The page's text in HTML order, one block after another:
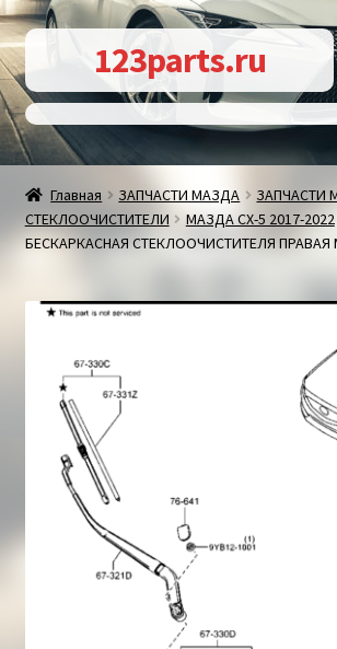
Перейти
к
навигации
Перейти
к
содержимому
123parts.ru
Контакты
Доставка и оплата
Главная ЗАПЧАСТИ МАЗДА
ЗАПЧАСТИ
СТЕКЛООЧИСТИТЕЛИ
МАЗДА СХ-5 2017-2022
БЕСКАРКАСНАЯ СТЕКЛООЧИСТИТЕЛЯ ПРАВАЯ